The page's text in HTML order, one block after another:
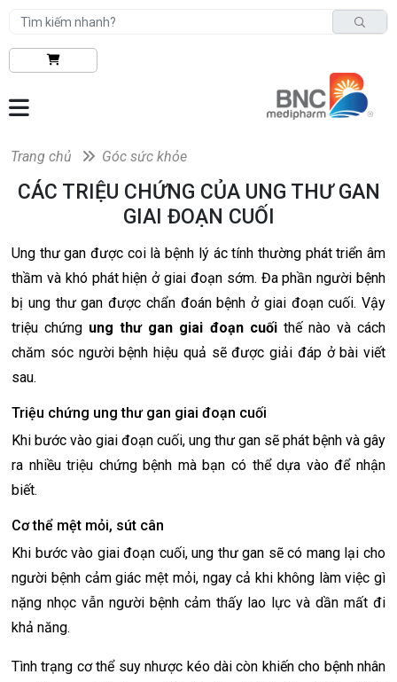
Trang chủ Góc sức khỏe
CÁC TRIỆU CHỨNG CỦA UNG THƯ GAN
GIAI ĐOẠN CUỐI
Ung thư gan được coi là bệnh lý ác tính thường phát triển âm
thầm và khó phát hiện ở giai đoạn sớm. Đa phần người bệnh
bị ung thư gan được chẩn đoán bệnh ở giai đoạn cuối. Vậy
triệu chứng ung thư gan giai đoạn cuốithế nào và cách
chăm sóc người bệnh hiệu quả sẽ được giải đáp ở bài viết
sau.
Triệu chứng ung thư gan giai đoạn cuối
Khi bước vào giai đoạn cuối, ung thư gan sẽ phát bệnh và gây
ra nhiều triệu chứng bệnh mà bạn có thể dựa vào để nhận
biết.
Cơ thể mệt mỏi, sút cân
Khi bước vào giai đoạn cuối, ung thư gan sẽ có mang lại cho
người bệnh cảm giác mệt mỏi, ngay cả khi không làm việc gì
nặng nhọc vẫn người bệnh cảm thấy lao lực và dần mất đi
khả năng.
Tình trạng cơ thể suy nhược kéo dài còn khiến cho bệnh nhân